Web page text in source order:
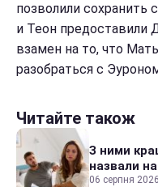
позволили сохранить
и Теон предоставили
взамен на то, что
разобраться с
Читайте також
З ними
назвали
06 серпня